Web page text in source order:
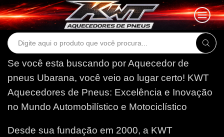
Search
Se você esta buscando por Aquecedor de
pneus Ubarana, você veio ao lugar certo! KWT
Aquecedores de Pneus: Excelência e Inovação
no Mundo Automobilístico e Motociclístico
Desde sua fundação em 2000, a KWT